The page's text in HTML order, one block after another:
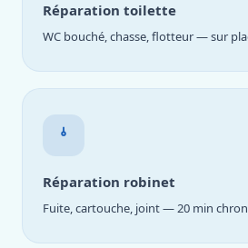
Réparation toilette
WC bouché, chasse, flotteur — sur
Réparation robinet
Fuite, cartouche, joint — 20 min